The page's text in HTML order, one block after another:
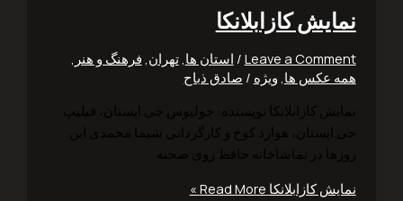
کازابلانکا
Leave a
/استان ها , تهران,فرهنگ و هنر,
عکس ها,ویژه/صادق ذباح
کازابلانکاRead More »